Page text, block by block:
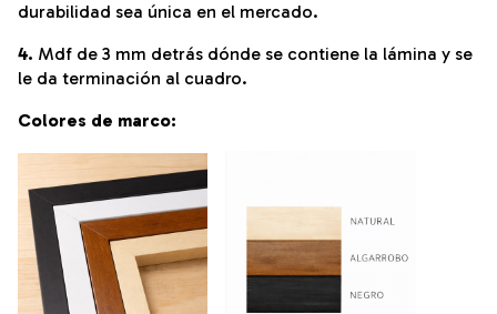
durabilidad sea única en el mercado.
4. Mdf de 3 mm detrás dónde se contiene la lámina y se
le da terminación al cuadro.
Colores de marco: